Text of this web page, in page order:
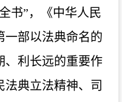
书”，
《中华人民
一部以法典命名的
、利长远的重要作
法典立法精神、司